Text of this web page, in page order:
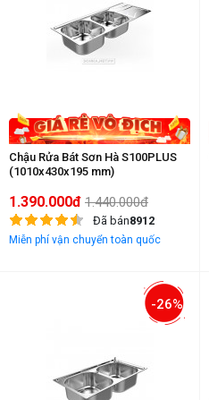
Chậu Rửa Bát Sơn Hà S100PLUS
(1010x430x195 mm)
1.390.000đ 1.440.000đ
Đã bán8912
Miễn phí vận chuyển toàn quốc
-26%